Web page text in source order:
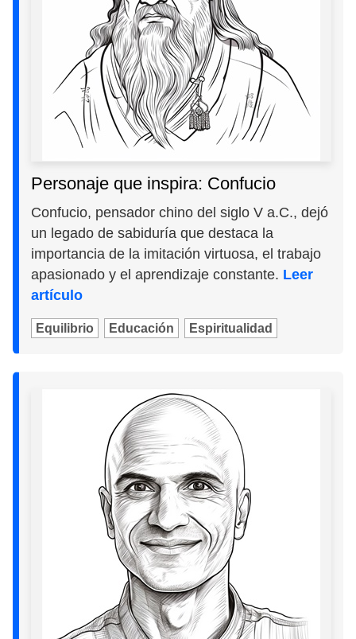
Personaje que inspira: Confucio
Confucio, pensador chino del siglo V a.C., dejó
un legado de sabiduría que destaca la
importancia de la imitación virtuosa, el trabajo
apasionado y el aprendizaje constante. Leer
artículo
Equilibrio Educación Espiritualidad